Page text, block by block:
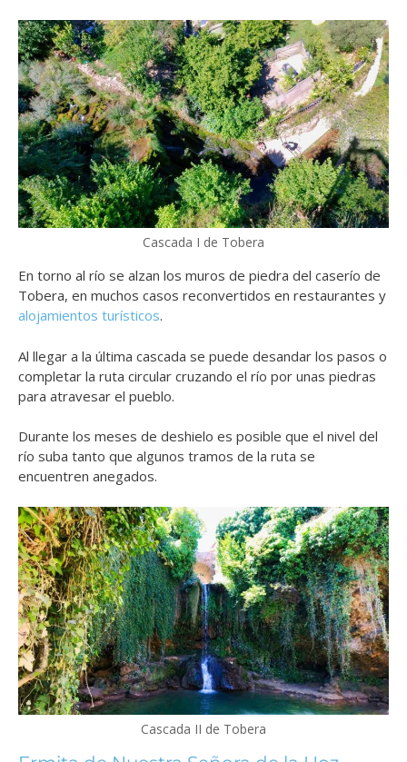
Cascada I de Tobera
En torno al río se alzan los muros de piedra del caserío de
Tobera, en muchos casos reconvertidos en restaurantes y
alojamientos turísticos.
Al llegar a la última cascada se puede desandar los pasos o
completar la ruta circular cruzando el río por unas piedras
para atravesar el pueblo.
Durante los meses de deshielo es posible que el nivel del
río suba tanto que algunos tramos de la ruta se
encuentren anegados.
Cascada II de Tobera